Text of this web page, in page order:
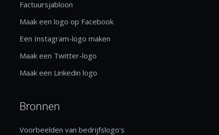
Factuursjabloon
Maak een logo op Facebook
Een Instagram-logo maken
Maak een Twitter-logo
Maak een Linkedin logo
Bronnen
Voorbeelden van bedrijfslogo's